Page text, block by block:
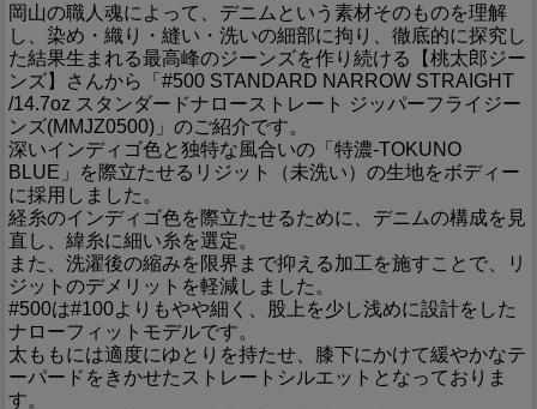
岡山の職人魂によって、デニムという素材そのものを理解
し、染め・織り・縫い・洗いの細部に拘り、徹底的に探究し
た結果生まれる最高峰のジーンズを作り続ける【桃太郎ジー
ンズ】さんから「#500 STANDARD NARROW STRAIGHT
/14.7oz スタンダードナローストレート ジッパーフライジー
ンズ(MMJZ0500)」のご紹介です。
深いインディゴ色と独特な風合いの「特濃-TOKUNO
BLUE」を際立たせるリジット（未洗い）の生地をボディー
に採用しました。
経糸のインディゴ色を際立たせるために、デニムの構成を見
直し、緯糸に細い糸を選定。
また、洗濯後の縮みを限界まで抑える加工を施すことで、リ
ジットのデメリットを軽減しました。
#500は#100よりもやや細く、股上を少し浅めに設計をした
ナローフィットモデルです。
太ももには適度にゆとりを持たせ、膝下にかけて緩やかなテ
ーパードをきかせたストレートシルエットとなっておりま
す。